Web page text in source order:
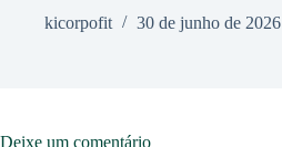
kicorpofit
30 de junho de 2026
Deixe um comentário